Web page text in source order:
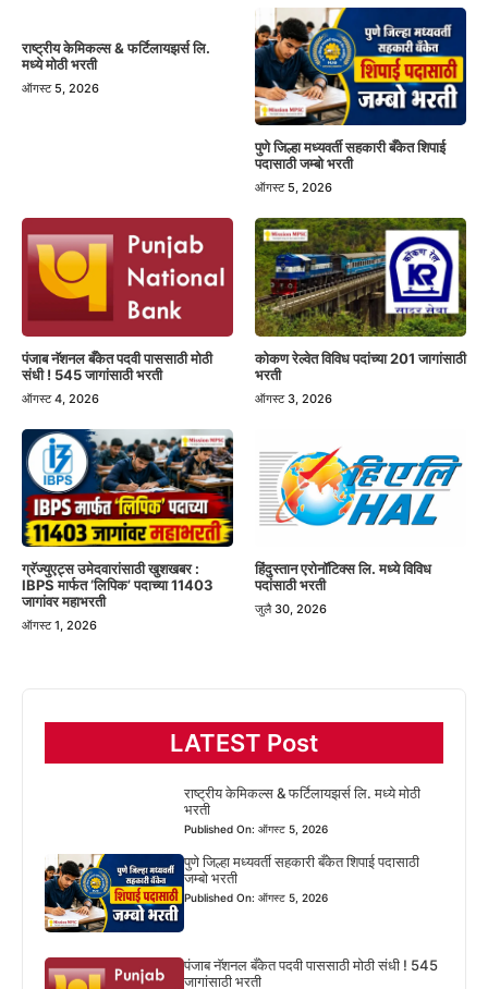
राष्ट्रीय केमिकल्स & फर्टिलायझर्स लि.
मध्ये मोठी भरती
ऑगस्ट 5, 2026
पुणे जिल्हा मध्यवर्ती सहकारी बँकेत शिपाई
पदासाठी जम्बो भरती
ऑगस्ट 5, 2026
पंजाब नॅशनल बँकेत पदवी पाससाठी मोठी
संधी ! 545 जागांसाठी भरती
ऑगस्ट 4, 2026
कोकण रेल्वेत विविध पदांच्या 201 जागांसाठी
भरती
ऑगस्ट 3, 2026
ग्रॅज्युएट्स उमेदवारांसाठी खुशखबर :
IBPS मार्फत ‘लिपिक’ पदाच्या 11403
जागांवर महाभरती
ऑगस्ट 1, 2026
हिंदुस्तान एरोनॉटिक्स लि. मध्ये विविध
पदांसाठी भरती
जुलै 30, 2026
LATEST Post
राष्ट्रीय केमिकल्स & फर्टिलायझर्स लि. मध्ये मोठी
भरती
Published On: ऑगस्ट 5, 2026
पुणे जिल्हा मध्यवर्ती सहकारी बँकेत शिपाई पदासाठी
जम्बो भरती
Published On: ऑगस्ट 5, 2026
पंजाब नॅशनल बँकेत पदवी पाससाठी मोठी संधी ! 545
जागांसाठी भरती